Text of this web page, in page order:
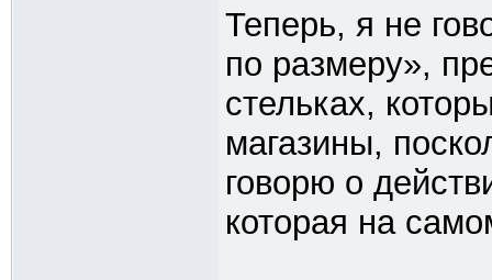
Теперь, я не
по размеру»,
стельках,
магазины,
говорю о
которая на